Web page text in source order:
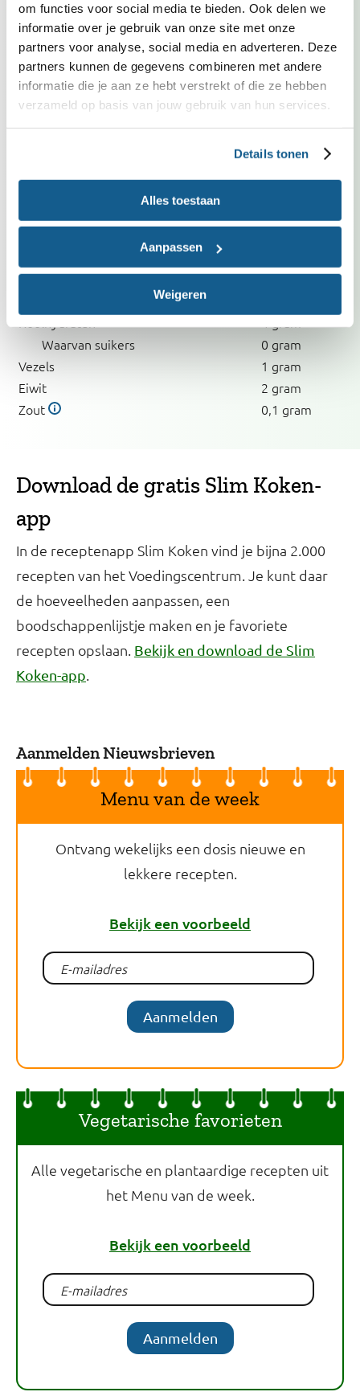
om functies voor social media te bieden. Ook delen we
informatie over je gebruik van onze site met onze
partners voor analyse, social media en adverteren. Deze
partners kunnen de gegevens combineren met andere
informatie die je aan ze hebt verstrekt of die ze hebben
verzameld op basis van jouw gebruik van hun services.
Details tonen
Alles toestaan
Aanpassen
Weigeren
Past in dieet
Bij verhoogd cholesterol
Met weinig zout
Caloriearm
Vrij van ei
Vet
2 gram
Waarvan verzadigd vet
Koolhydraten
4 gram
Waarvan suikers
0 gram
Vezels
1 gram
Eiwit
2 gram
Zout
0,1 gram
Download de gratis Slim Koken-
app
In de receptenapp Slim Koken vind je bijna 2.000
recepten van het Voedingscentrum. Je kunt daar
de hoeveelheden aanpassen, een
boodschappenlijstje maken en je favoriete
recepten opslaan. Bekijk en download de Slim
Koken-app.
Aanmelden Nieuwsbrieven
Menu van de week
Ontvang wekelijks een dosis nieuwe en
lekkere recepten.
Bekijk een voorbeeld
Aanmelden
Vegetarische favorieten
Alle vegetarische en plantaardige recepten uit
het Menu van de week.
Bekijk een voorbeeld
Aanmelden